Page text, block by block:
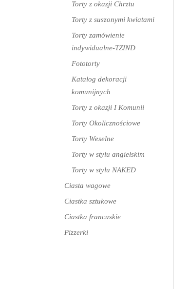
Torty z okazji Chrztu
Torty z suszonymi kwiatami
Torty zamówienie
indywidualne-TZIND
Fototorty
Katalog dekoracji
komunijnych
Torty z okazji I Komunii
Torty Okolicznościowe
Torty Weselne
Torty w stylu angielskim
Torty w stylu NAKED
Ciasta wagowe
Ciastka sztukowe
Ciastka francuskie
Pizzerki